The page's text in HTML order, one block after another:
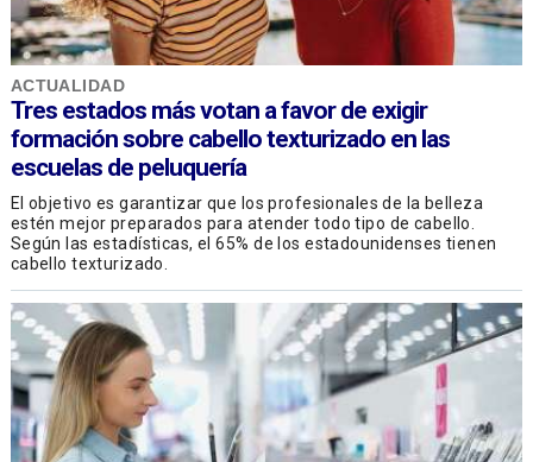
ACTUALIDAD
Tres estados más votan a favor de exigir
formación sobre cabello texturizado en las
escuelas de peluquería
El objetivo es garantizar que los profesionales de la belleza
estén mejor preparados para atender todo tipo de cabello.
Según las estadísticas, el 65% de los estadounidenses tienen
cabello texturizado.